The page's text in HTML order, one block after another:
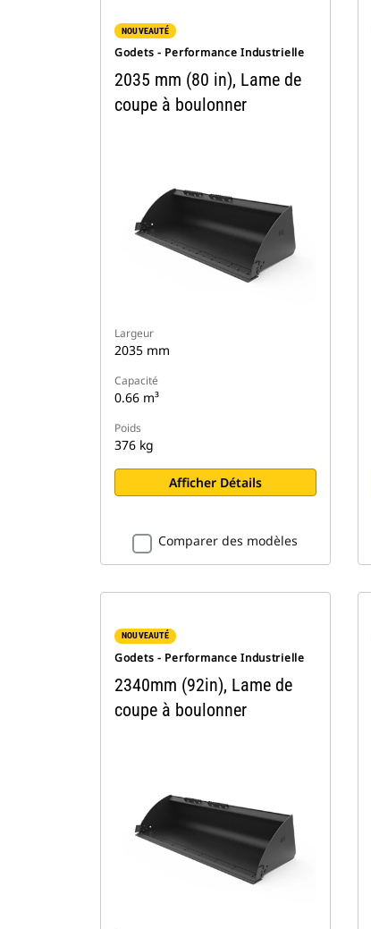
NOUVEAUTÉ
Godets - Performance Industrielle
2035 mm (80 in), Lame de
coupe à boulonner
Largeur
2035 mm
Capacité
0.66 m³
Poids
376 kg
Afficher Détails
Comparer des modèles
NOUVEAUTÉ
Godets - Performance Industrielle
2340mm (92in), Lame de
coupe à boulonner